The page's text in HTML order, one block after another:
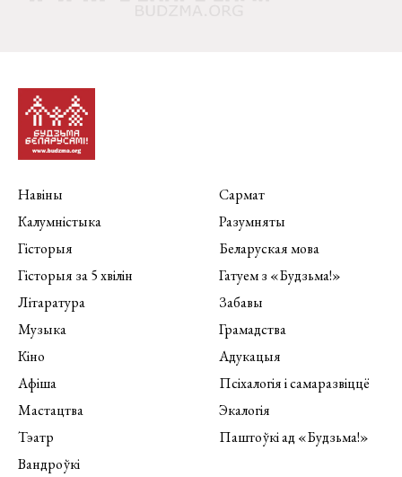
Навіны
Калумністыка
Гісторыя
Гісторыя за 5 хвілін
Літаратура
Музыка
Кіно
Афіша
Мастацтва
Тэатр
Вандроўкі
Сармат
Разумняты
Беларуская мова
Гатуем з «Будзьма!»
Забавы
Грамадства
Адукацыя
Псіхалогія і самаразвіццё
Экалогія
Паштоўкі ад «Будзьма!»